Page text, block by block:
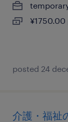
posted 24
介護・福祉